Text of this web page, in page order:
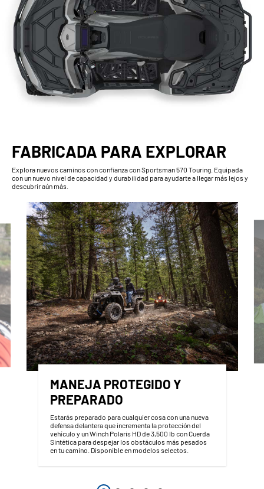
FABRICADA PARA EXPLORAR
Explora nuevos caminos con confianza con Sportsman 570 Touring. Equipada
con un nuevo nivel de capacidad y durabilidad para ayudarte a llegar más lejos y
descubrir aún más.
MANEJA PROTEGIDO Y
PREPARADO
Estarás preparado para cualquier cosa con una nueva
defensa delantera que incrementa la protección del
vehículo y un Winch Polaris HD de 3,500 lb con Cuerda
Sintética para despejar los obstáculos más pesados
en tu camino. Disponible en modelos selectos.